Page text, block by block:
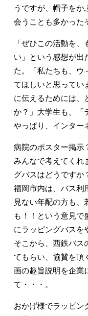
うですが、帽子をか
会うことも多かった
「ぜひこの活動を
い」という感想が出
た。「私たちも、ウ
てほしいと思ってい
に伝えるためには、
か？」大学生も、「
やっぱり、インター
病院のポスター掲示
みんなで考えてくれ
グバスはどうですか
福岡市内は、バス利
見ない年配の方も、
も！！という意見で
にラッピングバスを
そこから、西鉄バス
てもらい、協賛を頂
画の趣旨説明を企業
て・・・。
おかげ様でラッピン